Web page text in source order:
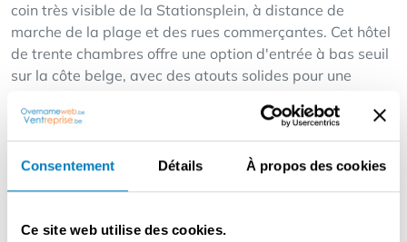
Consentement Détails À propos des cookies
Ce site web utilise des cookies.
coin très visible de la Stationsplein, à distance de
marche de la plage et des rues commerçantes. Cet hôtel
de trente chambres offre une option d'entrée à bas seuil
sur la côte belge, avec des atouts solides pour une
option d'entrée à bas seuil sur la côte belge, avec de
solides atouts pour un redémarrage rentable. Le
bâtiment compte trente chambres, chacune avec une
parfait état technique. Avec un nettoyage en profondeur